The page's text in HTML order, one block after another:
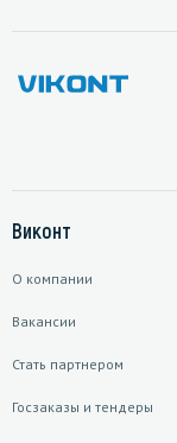
Виконт
О компании
Вакансии
Стать партнером
Госзаказы и тендеры